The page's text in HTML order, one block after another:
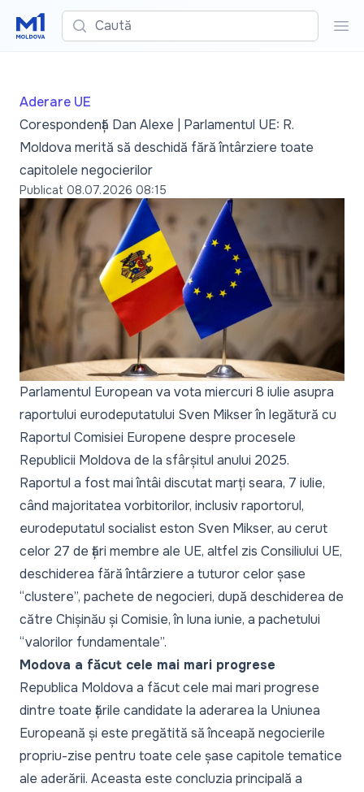
Caută
Aderare UE
Corespondență Dan Alexe | Parlamentul UE: R.
Moldova merită să deschidă fără întârziere toate
capitolele negocierilor
Publicat 08.07.2026 08:15
Parlamentul European va vota miercuri 8 iulie asupra
raportului eurodeputatului Sven Mikser în legătură cu
Raportul Comisiei Europene despre procesele
Republicii Moldova de la sfârșitul anului 2025.
Raportul a fost mai întâi discutat marți seara, 7 iulie,
când majoritatea vorbitorilor, inclusiv raportorul,
eurodeputatul socialist eston Sven Mikser, au cerut
celor 27 de țări membre ale UE, altfel zis Consiliului UE,
deschiderea fără întârziere a tuturor celor șase
“clustere”, pachete de negocieri, după deschiderea de
către Chișinău și Comisie, în luna iunie, a pachetului
“valorilor fundamentale”.
Modova a făcut cele mai mari progrese
Republica Moldova a făcut cele mai mari progrese
dintre toate țările candidate la aderarea la Uniunea
Europeană și este pregătită să înceapă negocierile
propriu-zise pentru toate cele șase capitole tematice
ale aderării. Aceasta este concluzia principală a